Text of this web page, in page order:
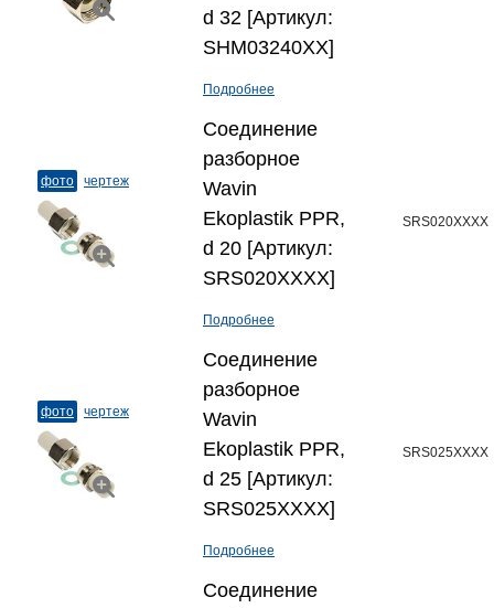
d 32 [Артикул:
SHM03240XX]
Подробнее
фото чертеж
Соединение
разборное
Wavin
Ekoplastik PPR,
d 20 [Артикул:
SRS020XXXX]
Подробнее
SRS020XXXX
фото чертеж
Соединение
разборное
Wavin
Ekoplastik PPR,
d 25 [Артикул:
SRS025XXXX]
Подробнее
SRS025XXXX
Соединение